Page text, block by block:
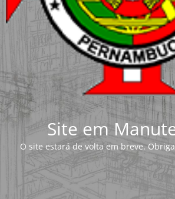
Site em
O site estará de volta em breve.